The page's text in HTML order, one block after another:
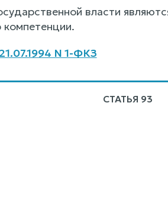
власти
N 1-ФКЗ
СТАТЬЯ 93